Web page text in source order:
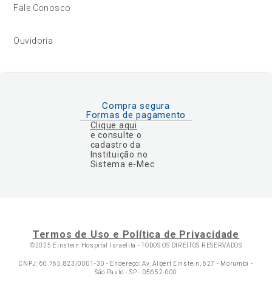
Fale Conosco
Ouvidoria
Compra segura
Formas de pagamento
Clique aqui
e consulte o
cadastro da
Instituição no
Sistema e-Mec
Termos de Uso e Política de Privacidade
©2025 Einstein Hospital Israelita -TODOS OS DIREITOS RESERVADOS
CNPJ: 60.765.823/0001-30 - Endereço: Av. Albert Einstein, 627 - Morumbi -
São Paulo - SP - 05652-000